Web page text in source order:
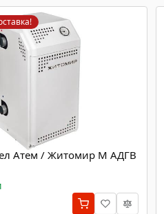
Атем / Житомир М АДГВ